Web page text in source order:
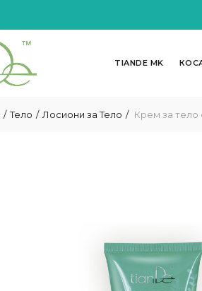
TIANDE MK
Тело Лосиони за Тело Крем за тело